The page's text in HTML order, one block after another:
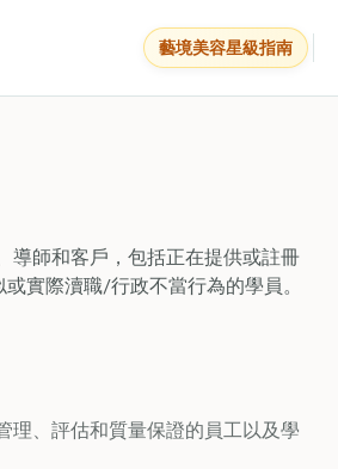
藝境美容星級指南
師和客戶，包括正在提供或註冊
際瀆職/行政不當行為的學員。
、評估和質量保證的員工以及學